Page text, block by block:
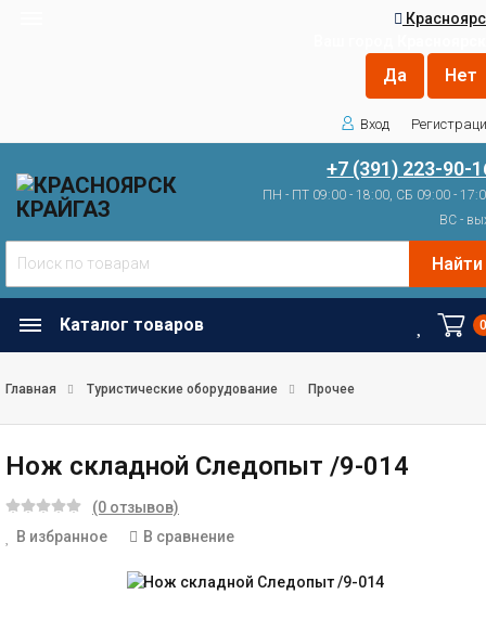
Вход
+7 (391) 223-90-
ПН - ПТ 09:00 - 18:00, СБ 09:00 -
ВС -
Найти
Каталог товаров
Главная Туристические оборудование Прочее
Нож складной Следопыт /9-014
(0 отзывов)
В избранное
В сравнение